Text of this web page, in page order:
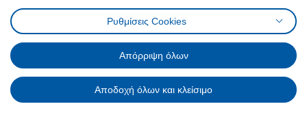
Πολιτική CookiesΔήλωση ψηφιακής προσβασιμότητας
Ρυθμίσεις cookiesΌροι Χρήσης
Γενική Πολιτική Προσωπικών Δεδομένων
Πολιτική Προσωπικών Δεδομένων για ΙΚΕΑ.gr
Κώδικας Καταναλωτικής Δεοντολογίας
© Inter-IKEA Systems B.V. 1999 - 2025
Ρυθμίσεις Cookies
Απόρριψη όλων
Αποδοχή όλων και κλείσιμο